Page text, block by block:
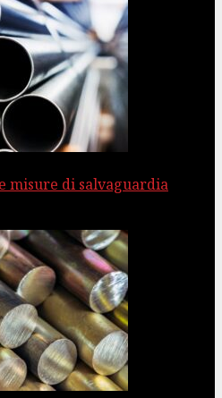
misure di salvaguardia